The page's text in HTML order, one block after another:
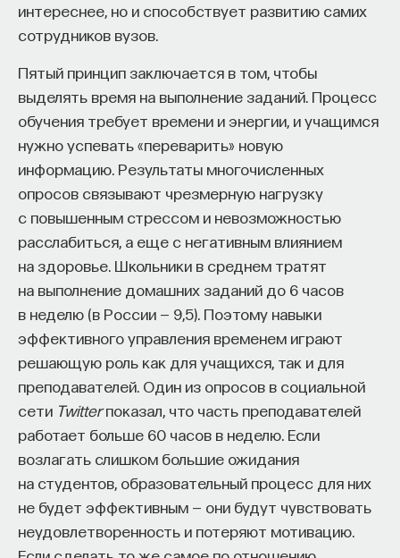
интереснее, но и способствует развитию самих
сотрудников вузов.
Пятый принцип заключается в том, чтобы
выделять время на выполнение заданий. Процесс
обучения требует времени и энергии, и учащимся
нужно успевать «переварить» новую
информацию. Результаты многочисленных
опросов связывают чрезмерную нагрузку
с повышенным стрессом и невозможностью
расслабиться, а еще с негативным влиянием
на здоровье. Школьники в среднем тратят
на выполнение домашних заданий до 6 часов
в неделю (в России — 9,5). Поэтому навыки
эффективного управления временем играют
решающую роль как для учащихся, так и для
преподавателей. Один из опросов в социальной
сети Twitterпоказал, что часть преподавателей
работает больше 60 часов в неделю. Если
возлагать слишком большие ожидания
на студентов, образовательный процесс для них
не будет эффективным — они будут чувствовать
неудовлетворенность и потеряют мотивацию.